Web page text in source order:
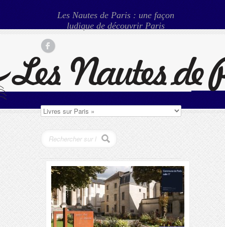
Les Nautes de Paris : une façon
ludique de découvrir Paris